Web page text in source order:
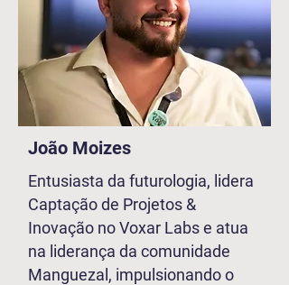
João Moizes
Entusiasta da futurologia, lidera
Captação de Projetos &
Inovação no Voxar Labs e atua
na liderança da comunidade
Manguezal, impulsionando o